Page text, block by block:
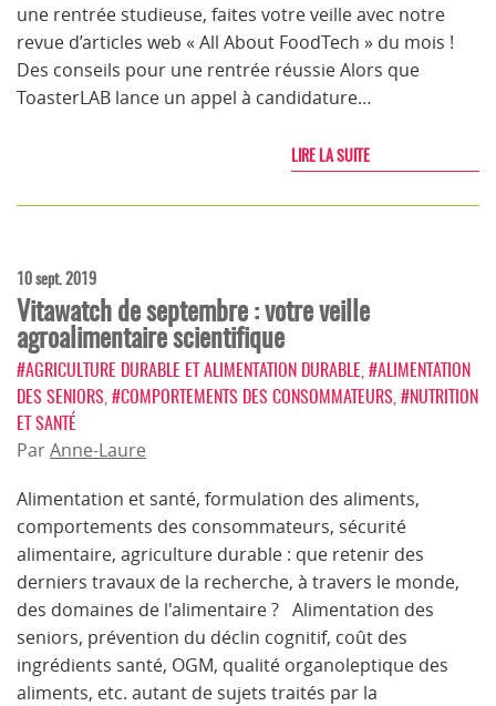
une rentrée studieuse, faites votre veille avec notre
revue d’articles web « All About FoodTech » du mois !
Des conseils pour une rentrée réussie Alors que
ToasterLAB lance un appel à candidature…
LIRE LA SUITE
10 sept. 2019
Vitawatch de septembre : votre veille
agroalimentaire scientifique
#AGRICULTURE DURABLE ET ALIMENTATION DURABLE #ALIMENTATION
DES SENIORS #COMPORTEMENTS DES CONSOMMATEURS #NUTRITION
ET SANTÉ
ParAnne-Laure
Alimentation et santé, formulation des aliments,
comportements des consommateurs, sécurité
alimentaire, agriculture durable : que retenir des
derniers travaux de la recherche, à travers le monde,
des domaines de l'alimentaire ? Alimentation des
seniors, prévention du déclin cognitif, coût des
ingrédients santé, OGM, qualité organoleptique des
aliments, etc. autant de sujets traités par la